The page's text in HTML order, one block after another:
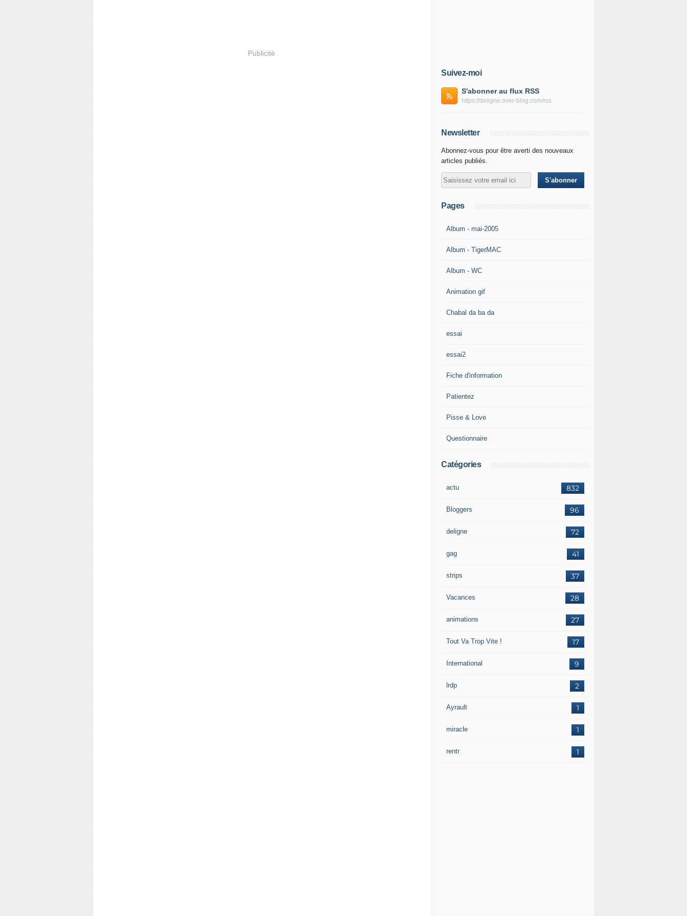
Publicité
Suivez-moi
S'abonner au flux RSS
https://deligne.over-blog.com/rss
Newsletter
Abonnez-vous pour être averti des nouveaux
articles publiés.
Pages
Album - mai-2005
Album - TigerMAC
Album - WC
Animation gif
Chabal da ba da
essai
essai2
Fiche d'information
Patientez
Pisse & Love
Questionnaire
Catégories
832
actu
96
Bloggers
72
deligne
41
gag
37
strips
28
Vacances
27
animations
17
Tout Va Trop Vite !
9
International
2
lrdp
1
Ayrault
1
miracle
1
rentr